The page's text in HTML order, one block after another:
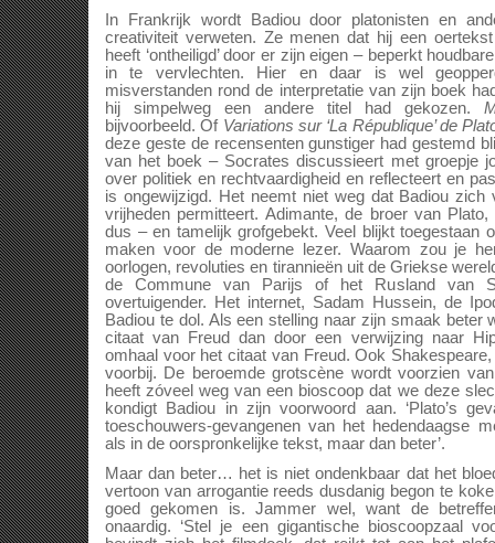
In Frankrijk wordt Badiou door platonisten en
creativiteit verweten. Ze menen dat hij een
heeft ‘ontheiligd’ door er zijn eigen – beperkt
in te vervlechten. Hier en daar is wel
misverstanden rond de interpretatie van zijn boek
hij simpelweg een andere titel had gekozen.
bijvoorbeeld. Of Variations sur ‘La République’ de
deze geste de recensenten gunstiger had gestemd
van het boek – Socrates discussieert met groepje
over politiek en rechtvaardigheid en reflecteert en
is ongewijzigd. Het neemt niet weg dat Badiou zich
vrijheden permitteert. Adimante, de broer van
dus – en tamelijk grofgebekt. Veel blijkt toegestaan
maken voor de moderne lezer. Waarom zou je
oorlogen, revoluties en tirannieën uit de Griekse
de Commune van Parijs of het Rusland van
overtuigender. Het internet, Sadam Hussein, de
Badiou te dol. Als een stelling naar zijn smaak beter
citaat van Freud dan door een verwijzing naar
omhaal voor het citaat van Freud. Ook
voorbij. De beroemde grotscène wordt voorzien
heeft zóveel weg van een bioscoop dat we deze
kondigt Badiou in zijn voorwoord aan. ‘Plato’s
toeschouwers-gevangenen van het hedendaagse
als in de oorspronkelijke tekst, maar dan beter’.
Maar dan beter… het is niet ondenkbaar dat het
vertoon van arrogantie reeds dusdanig begon te
goed gekomen is. Jammer wel, want de
onaardig. ‘Stel je een gigantische bioscoopzaal